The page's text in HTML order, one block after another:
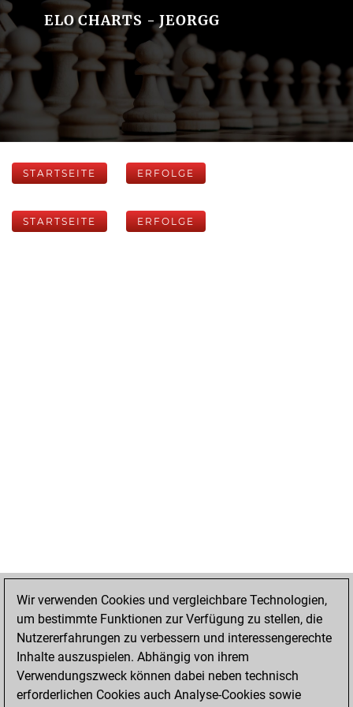
ELO CHARTS - JEORGG
STARTSEITE ERFOLGE
STARTSEITE ERFOLGE
Wir verwenden Cookies und vergleichbare Technologien,
um bestimmte Funktionen zur Verfügung zu stellen, die
Nutzererfahrungen zu verbessern und interessengerechte
Inhalte auszuspielen. Abhängig von ihrem
Verwendungszweck können dabei neben technisch
erforderlichen Cookies auch Analyse-Cookies sowie